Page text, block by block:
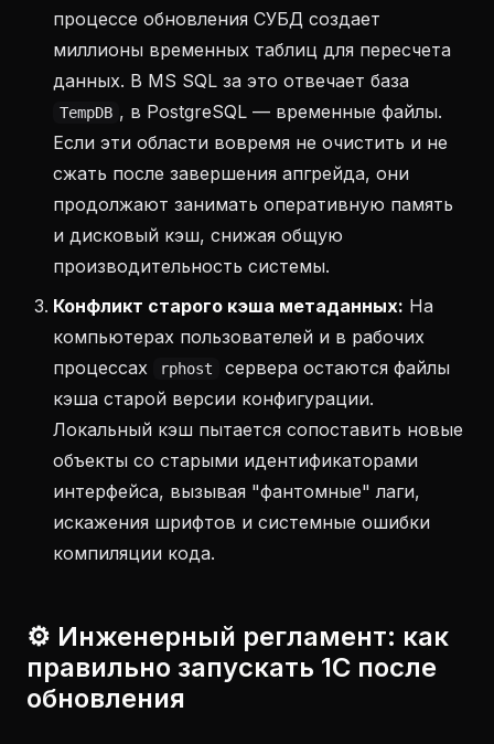
процессе обновления СУБД создает
миллионы временных таблиц для пересчета
данных. В MS SQL за это отвечает база
TempDB , в PostgreSQL — временные файлы.
Если эти области вовремя не очистить и не
сжать после завершения апгрейда, они
продолжают занимать оперативную память
и дисковый кэш, снижая общую
производительность системы.
Конфликт старого кэша метаданных: На
компьютерах пользователей и в рабочих
процессах
rphost
сервера остаются файлы
кэша старой версии конфигурации.
Локальный кэш пытается сопоставить новые
объекты со старыми идентификаторами
интерфейса, вызывая "фантомные" лаги,
искажения шрифтов и системные ошибки
компиляции кода.
⚙️ Инженерный регламент: как
правильно запускать 1С после
обновления